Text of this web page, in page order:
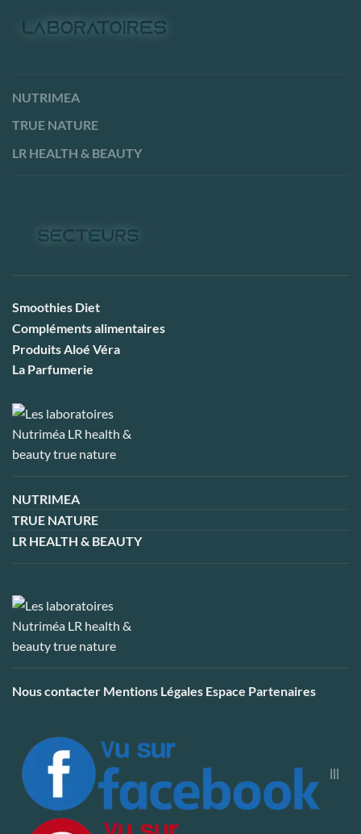
NUTRIMEA
TRUE NATURE
LR HEALTH & BEAUTY
Smoothies Diet
Compléments alimentaires
Produits Aloé Véra
La Parfumerie
NUTRIMEA
TRUE NATURE
LR HEALTH & BEAUTY
Nous contacter Mentions Légales Espace Partenaires
|||